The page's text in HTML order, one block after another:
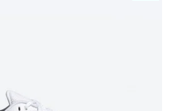
встречается не одна пара
для прогулок – они
модниц постоянно требуют
моделями, которые можно